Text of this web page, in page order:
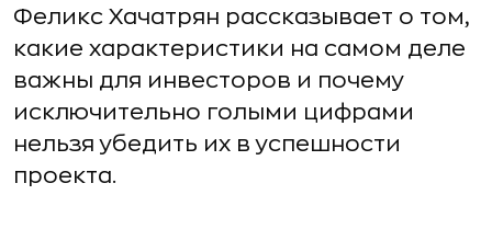
Феликс Хачатрян рассказывает о том,
какие характеристики на самом деле
важны для инвесторов и почему
исключительно голыми цифрами
нельзя убедить их в успешности
проекта.